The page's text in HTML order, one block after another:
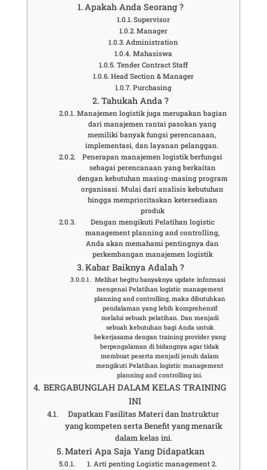
Apakah Anda Seorang ?
Supervisor
Manager
Administration
Mahasiswa
Tender Contract Staff
Head Section & Manager
Purchasing
Tahukah Anda ?
Manajemen logistik juga merupakan bagian
dari manajemen rantai pasokan yang
memiliki banyak fungsi perencanaan,
implementasi, dan layanan pelanggan.
Penerapan manajemen logistik berfungsi
sebagai perencanaan yang berkaitan
dengan kebutuhan masing-masing program
organisasi. Mulai dari analisis kebutuhan
hingga memprioritaskan ketersediaan
produk
Dengan mengikuti Pelatihan logistic
management planning and controlling,
Anda akan memahami pentingnya dan
perkembangan manajemen logistik
Kabar Baiknya Adalah ?
Melihat begitu banyaknya update informasi
mengenai Pelatihan logistic management
planning and controlling, maka dibutuhkan
pendalaman yang lebih komprehensif
melalui sebuah pelatihan. Dan menjadi
sebuah kebutuhan bagi Anda untuk
bekerjasama dengan training provider yang
berpengalaman di bidangnya agar tidak
membuat peserta menjadi jenuh dalam
mengikuti Pelatihan logistic management
planning and controlling ini.
BERGABUNGLAH DALAM KELAS TRAINING
INI
Dapatkan Fasilitas Materi dan Instruktur
yang kompeten serta Benefit yang menarik
dalam kelas ini.
Materi Apa Saja Yang Didapatkan
1. Arti penting Logistic management 2.